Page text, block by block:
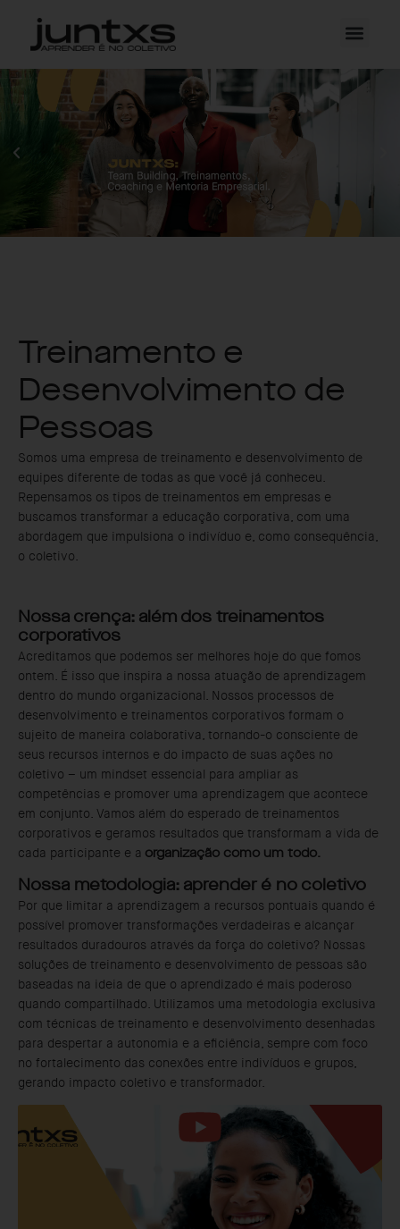
Treinamento e
Desenvolvimento de
Pessoas
Somos uma empresa de treinamento e desenvolvimento de
equipes diferente de todas as que você já conheceu.
Repensamos os tipos de treinamentos em empresas e
buscamos transformar a educação corporativa, com uma
abordagem que impulsiona o indivíduo e, como consequência,
o coletivo.
Nossa crença: além dos treinamentos
corporativos
Acreditamos que podemos ser melhores hoje do que fomos
ontem. É isso que inspira a nossa atuação de aprendizagem
dentro do mundo organizacional. Nossos processos de
desenvolvimento e treinamentos corporativos formam o
sujeito de maneira colaborativa, tornando-o consciente de
seus recursos internos e do impacto de suas ações no
coletivo – um mindset essencial para ampliar as
competências e promover uma aprendizagem que acontece
em conjunto. Vamos além do esperado de treinamentos
corporativos e geramos resultados que transformam a vida de
cada participante e a organização como um todo.
Nossa metodologia: aprender é no coletivo
Por que limitar a aprendizagem a recursos pontuais quando é
possível promover transformações verdadeiras e alcançar
resultados duradouros através da força do coletivo? Nossas
soluções de treinamento e desenvolvimento de pessoas são
baseadas na ideia de que o aprendizado é mais poderoso
quando compartilhado. Utilizamos uma metodologia exclusiva
com técnicas de treinamento e desenvolvimento desenhadas
para despertar a autonomia e a eficiência, sempre com foco
no fortalecimento das conexões entre indivíduos e grupos,
gerando impacto coletivo e transformador.